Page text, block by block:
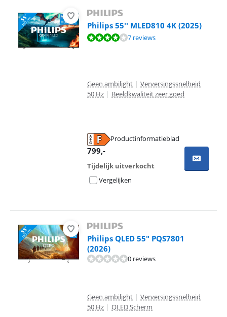
Philips 55'' MLED810 4K (2025)
Beoordeling is 7,6 van de 10, gebaseerd op 7 reviews.
7 reviews
Geen ambilight | Verversingssnelheid
50 Hz | Beeldkwaliteit zeer goed
Productinformatieblad
799,-
Tijdelijk uitverkocht
Vergelijken
Philips QLED 55" PQS7801
(2026)
0 reviews
Geen ambilight | Verversingssnelheid
50 Hz | QLED Scherm